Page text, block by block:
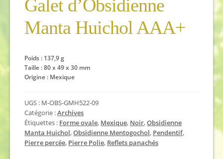
Galet d’Obsidienne
Manta Huichol AAA+
Poids : 137,9g
Taille :80 x 49 x 30 mm
Origine : Mexique
UGS : M-OBS-GMH522-09
Catégorie :Archives
Étiquettes : Forme ovale, Mexique, Noir,Obsidienne
Manta Huichol,Obsidienne Mentogochol, Pendentif,
Pierre percée, Pierre Polie, Reflets panachés